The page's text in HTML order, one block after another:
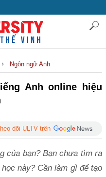
Ngôn ngữ Anh
Anh online hiệu
dõi ULTV trên
của bạn? Bạn chưa tìm ra
này? Cần làm gì để tạo